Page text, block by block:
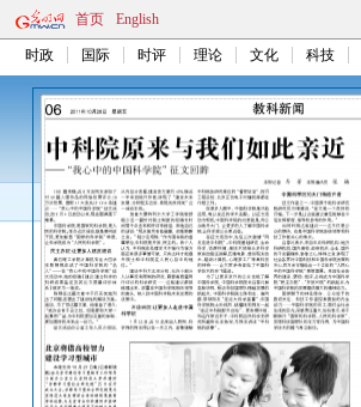
首页 English
时政 国际 时评 理论 文化 科技